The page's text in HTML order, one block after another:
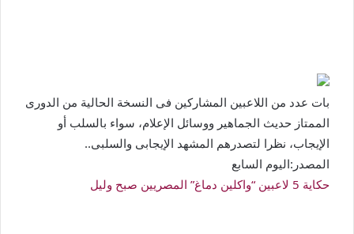
بات عدد من اللاعبين المشاركين فى النسخة الحالية من الدورى
الممتاز حديث الجماهير ووسائل الإعلام، سواء بالسلب أو
الإيجاب، نظرا لتصدرهم المشهد الإيجابى والسلبى..
المصدر:اليوم السابع
حكاية 5 لاعبين “واكلين دماغ” المصريين صبح وليل